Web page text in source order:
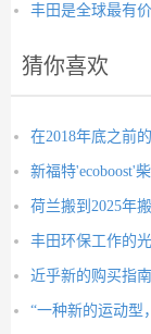
丰田是全球最有
猜你喜欢
在2018年底之前
新福特'ecoboost'
荷兰搬到2025年
丰田环保工作的
近乎新的购买指
“一种新的运动型